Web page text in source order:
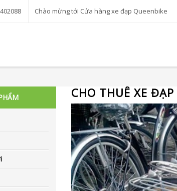
Chào mừng tới Cửa hàng xe đạp Queenbike
CHO THUÊ XE ĐẠP